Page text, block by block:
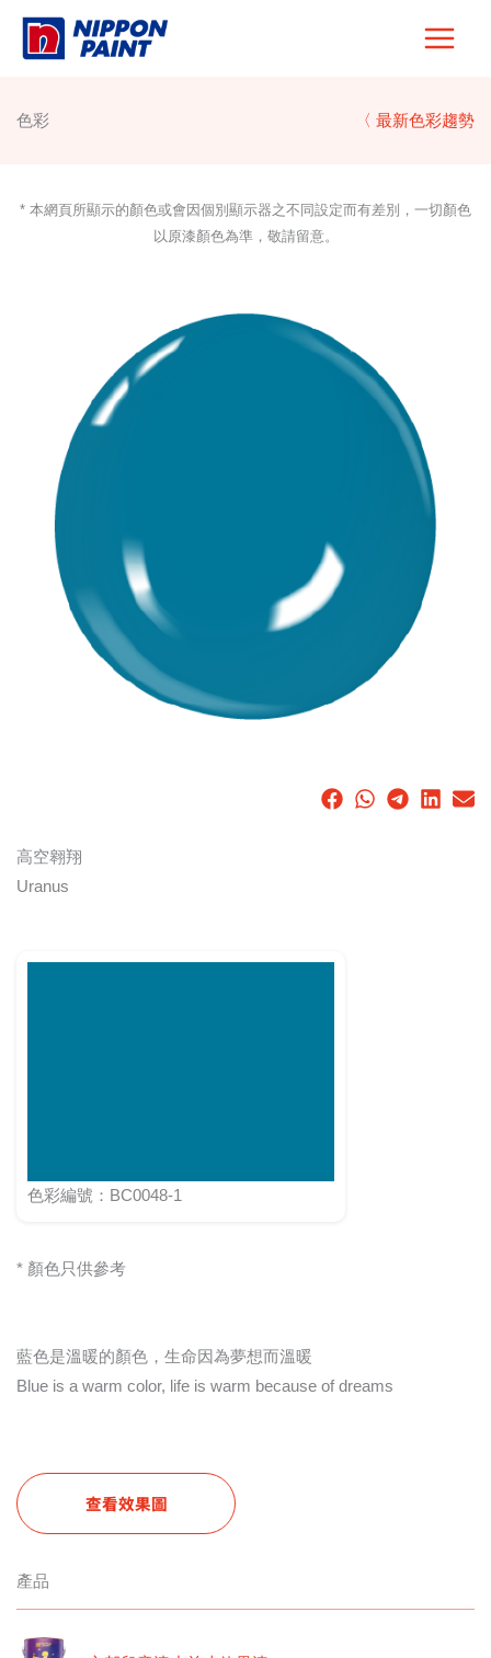
Skip
色彩 〈 最新色彩趨勢
* 本網頁所顯示的顏色或會因個別顯示器之不同設定而有差別，一切顏色
以原漆顏色為準，敬請留意。
高空翱翔
Uranus
色彩編號：BC0048-1
* 顏色只供參考
藍色是溫暖的顏色，生命因為夢想而溫暖
Blue is a warm color, life is warm because of dreams
查看效果圖
產品